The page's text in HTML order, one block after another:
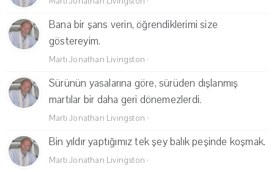
Bana bir şans verin, öğrendiklerimi size
göstereyim.
Martı Jonathan Livingston ·
Sürünün yasalarına göre, sürüden dışlanmış
martılar bir daha geri dönemezlerdi.
Martı Jonathan Livingston ·
Bin yıldır yaptığımız tek şey balık peşinde koşmak.
Martı Jonathan Livingston ·